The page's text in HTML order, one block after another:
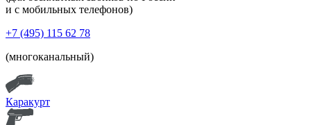
и с мобильных телефонов)
+7 (495) 115 62 78
(многоканальный)
Каракурт